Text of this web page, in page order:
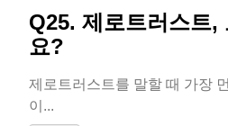
Q25. 제로트러스트,
요?
제로트러스트를 말할 때 가장
이...